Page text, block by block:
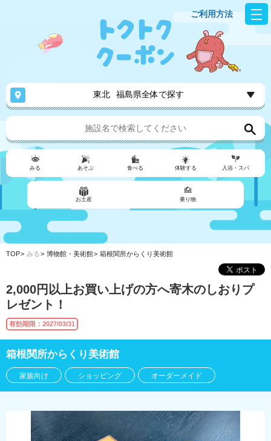
ご利用方法
東北 福島県全体で探す
みる あそぶ 食べる 体験する 入浴・スパ
お土産 乗り物
TOP みる 博物館・美術館 箱根関所からくり美術館
2,000円以上お買い上げの方へ寄木のしおりプ
レゼント！
有効期限：2027/03/31
箱根関所からくり美術館
家族向け ショッピング オーダーメイド